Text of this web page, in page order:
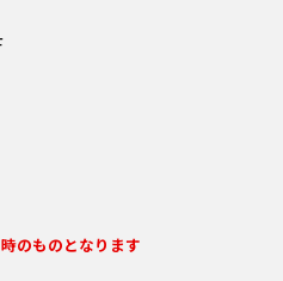
のものとなります